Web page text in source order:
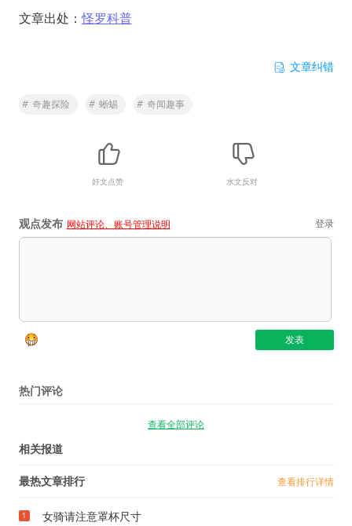
文章出处：怪罗科普
文章纠错
# 奇趣探险 # 蜥蜴 # 奇闻趣事
好文点赞 水文反对
观点发布 网站评论、账号管理说明 登录
热门评论
查看全部评论
相关报道
最热文章排行 查看排行详情
1 女骑请注意罩杯尺寸